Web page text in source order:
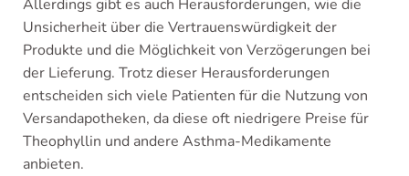
Allerdings gibt es auch Herausforderungen, wie die
Unsicherheit über die Vertrauenswürdigkeit der
Produkte und die Möglichkeit von Verzögerungen bei
der Lieferung. Trotz dieser Herausforderungen
entscheiden sich viele Patienten für die Nutzung von
Versandapotheken, da diese oft niedrigere Preise für
Theophyllin und andere Asthma-Medikamente
anbieten.